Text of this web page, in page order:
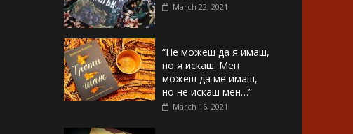
March 22, 2021
“Не можеш да я имаш,
но я искаш. Мен
можеш да ме имаш,
но не искаш мен…”
March 16, 2021